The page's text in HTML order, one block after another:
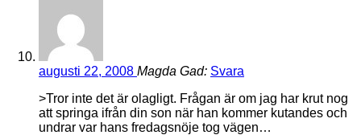
augusti 22, 2008 Magda Gad: Svara
>Tror inte det är olagligt. Frågan är om jag har krut nog
att springa ifrån din son när han kommer kutandes och
undrar var hans fredagsnöje tog vägen…